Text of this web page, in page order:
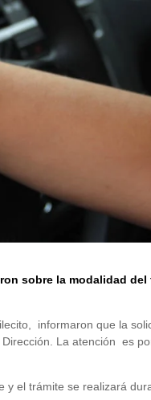
sobre la modalidad del
informaron que la
La atención es
el trámite se realizará